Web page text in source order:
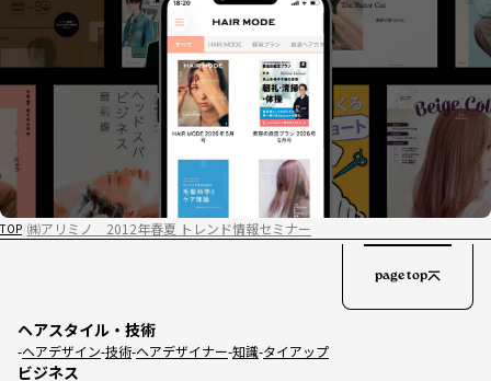
TOP ㈱アリミノ 2012年春夏 トレンド情報セミナー
ヘアスタイル・技術
ヘアデザイン 技術 ヘアデザイナー 知識 タイアップ
ビジネス
page top